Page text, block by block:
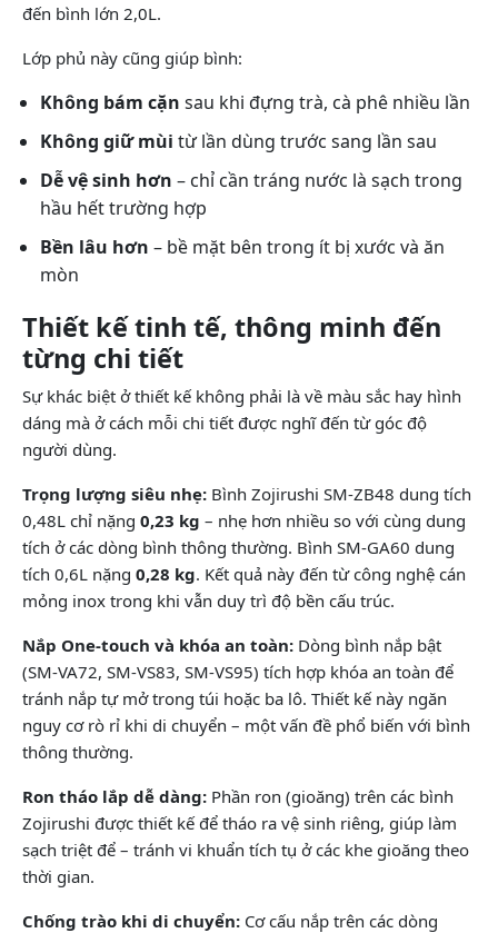
đến bình lớn 2,0L.
Lớp phủ này cũng giúp bình:
Không bám cặn sau khi đựng trà, cà phê nhiều lần
Không giữ mùi từ lần dùng trước sang lần sau
Dễ vệ sinh hơn – chỉ cần tráng nước là sạch trong
hầu hết trường hợp
Bền lâu hơn – bề mặt bên trong ít bị xước và ăn
mòn
Thiết kế tinh tế, thông minh đến
từng chi tiết
Sự khác biệt ở thiết kế không phải là về màu sắc hay hình
dáng mà ở cách mỗi chi tiết được nghĩ đến từ góc độ
người dùng.
Trọng lượng siêu nhẹ: Bình Zojirushi SM-ZB48 dung tích
0,48L chỉ nặng 0,23 kg – nhẹ hơn nhiều so với cùng dung
tích ở các dòng bình thông thường. Bình SM-GA60 dung
tích 0,6L nặng 0,28 kg. Kết quả này đến từ công nghệ cán
mỏng inox trong khi vẫn duy trì độ bền cấu trúc.
Nắp One-touch và khóa an toàn: Dòng bình nắp bật
(SM-VA72, SM-VS83, SM-VS95) tích hợp khóa an toàn để
tránh nắp tự mở trong túi hoặc ba lô. Thiết kế này ngăn
nguy cơ rò rỉ khi di chuyển – một vấn đề phổ biến với bình
thông thường.
Ron tháo lắp dễ dàng: Phần ron (gioăng) trên các bình
Zojirushi được thiết kế để tháo ra vệ sinh riêng, giúp làm
sạch triệt để – tránh vi khuẩn tích tụ ở các khe gioăng theo
thời gian.
Chống trào khi di chuyển: Cơ cấu nắp trên các dòng